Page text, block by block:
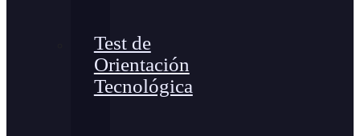
Test de
Orientación
Tecnológica